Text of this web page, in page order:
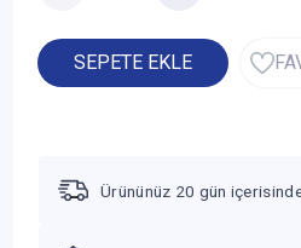
SEPETE EKLE
Ürününüz 20 gün